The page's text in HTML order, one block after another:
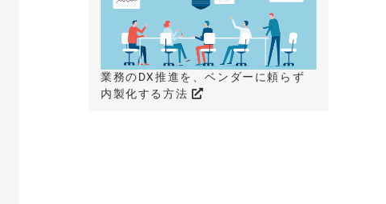
業務のDX推進を、ベンダーに頼らず
内製化する方法